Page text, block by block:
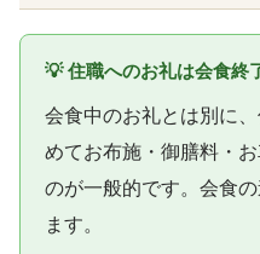
💡 住職へのお礼は会食終
会食中のお礼とは別に
めてお布施・御膳料・
のが一般的です。会食
ます。